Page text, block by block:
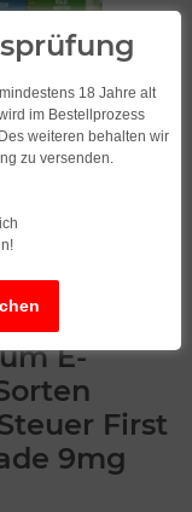
E-
First
9mg
18 Jahre alt
im Bestellprozess
weiteren behalten wir
zu versenden.